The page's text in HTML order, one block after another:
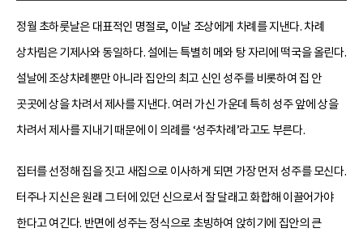
정월 초하룻날은 대표적인 명절로, 이날 조상에게 차례를 지낸다. 차례
상차림은 기제사와 동일하다. 설에는 특별히 메와 탕 자리에 떡국을 올린다.
설날에 조상차례뿐만 아니라 집안의 최고 신인 성주를 비롯하여 집 안
곳곳에 상을 차려서 제사를 지낸다. 여러 가신 가운데 특히 성주 앞에 상을
차려서 제사를 지내기 때문에 이 의례를 ‘성주차례’라고도 부른다.
집터를 선정해 집을 짓고 새집으로 이사하게 되면 가장 먼저 성주를 모신다.
터주나 지신은 원래 그 터에 있던 신으로서 잘 달래고 화합해 이끌어가야
한다고 여긴다. 반면에 성주는 정식으로 초빙하여 앉히기에 집안의 큰